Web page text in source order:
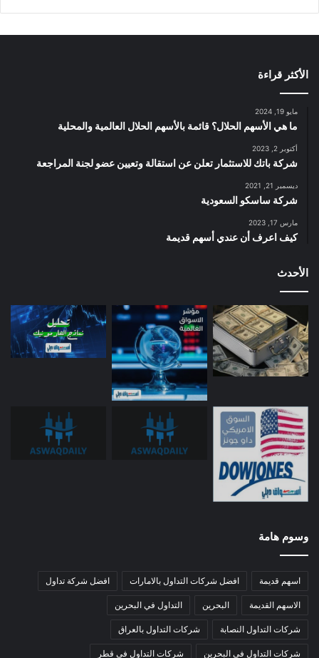
الأكثر قراءة
مايو 19, 2024
ما هي الأسهم الحلال؟ قائمة بالأسهم الحلال العالمية والمحلية
أكتوبر 2, 2023
شركة باتك للاستثمار تعلن عن استقالة وتعيين عضو لجنة المراجعة
ديسمبر 21, 2021
شركة ساسكو السعودية
مارس 17, 2023
كيف اعرف أن عندي أسهم قديمة
الأحدث
وسوم هامة
اسهم قديمة افضل شركات التداول بالامارات افضل شركة تداول
الاسهم القديمة البحرين التداول في البحرين
شركات التداول النصابة شركات التداول بالعراق
شركات التداول في البحرين شركات التداول في قطر